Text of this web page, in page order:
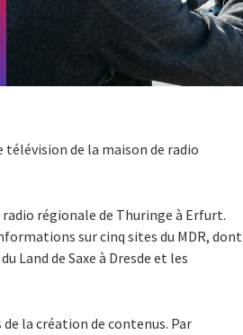
télévision de la maison de radio
régionale de Thuringe à Erfurt.
sur cinq sites du MDR, dont
Land de Saxe à Dresde et les
la création de contenus. Par